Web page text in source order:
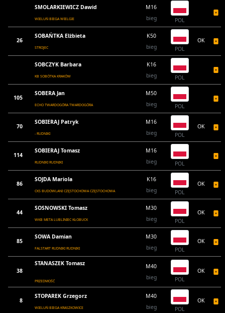
SMOLARKIEWICZ Dawid
WIELUŃ BIEGA WIELGIE
M16
bieg
POL
26
SOBAŃTKA Elżbieta
STROJEC
K50
bieg
POL
OK
SOBCZYK Barbara
KB SOBÓTKA KRAKÓW
K16
bieg
POL
105
SOBERA Jan
ECHO TWARDOGÓRA TWARDOGÓRA
M50
bieg
POL
70
SOBIERAJ Patryk
- RUDNIKI
M16
bieg
POL
OK
114
SOBIERAJ Tomasz
RUDNIKI RUDNIKI
M16
bieg
POL
86
SOJDA Mariola
CKS BUDOWLANI CZĘSTOCHOWA CZĘSTOCHOWA
K16
bieg
POL
OK
44
SOSNOWSKI Tomasz
WKB META LUBLINIEC KŁOBUCK
M30
bieg
POL
OK
85
SOWA Damian
FALSTART RUDNIKI RUDNIKI
M30
bieg
POL
OK
38
STANASZEK Tomasz
PRZEDMOŚĆ
M40
bieg
POL
OK
8
STOPAREK Grzegorz
WIELUŃ BIEGA KRASZKOWICE
M40
bieg
POL
OK